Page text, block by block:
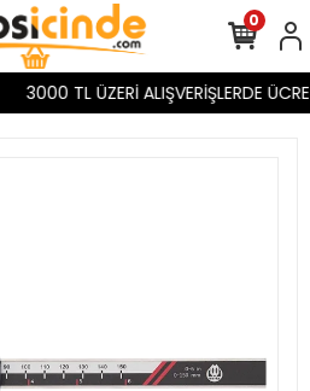
3000 TL ÜZERİ ALIŞVERİŞLERDE
0